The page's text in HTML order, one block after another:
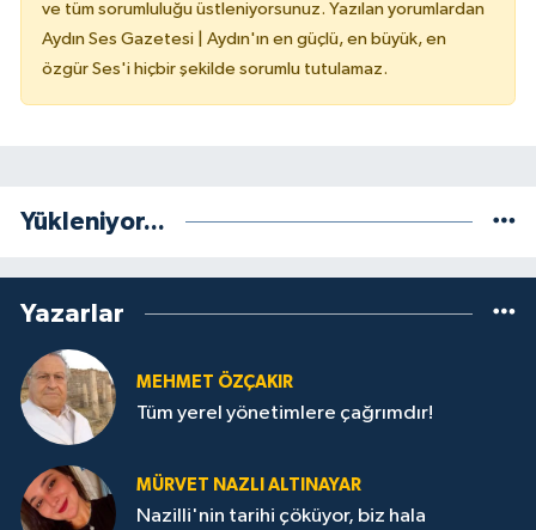
ve tüm sorumluluğu üstleniyorsunuz. Yazılan yorumlardan
Aydın Ses Gazetesi | Aydın'ın en güçlü, en büyük, en
özgür Ses'i hiçbir şekilde sorumlu tutulamaz.
Yükleniyor...
Yazarlar
MEHMET ÖZÇAKIR
Tüm yerel yönetimlere çağrımdır!
MÜRVET NAZLI ALTINAYAR
Nazilli'nin tarihi çöküyor, biz hala